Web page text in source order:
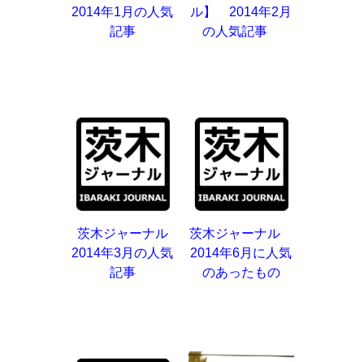
2014年1月の人気
記事
ル】 2014年2月
の人気記事
茨木ジャーナル
2014年3月の人気
記事
茨木ジャーナル
2014年6月に人気
のあったもの